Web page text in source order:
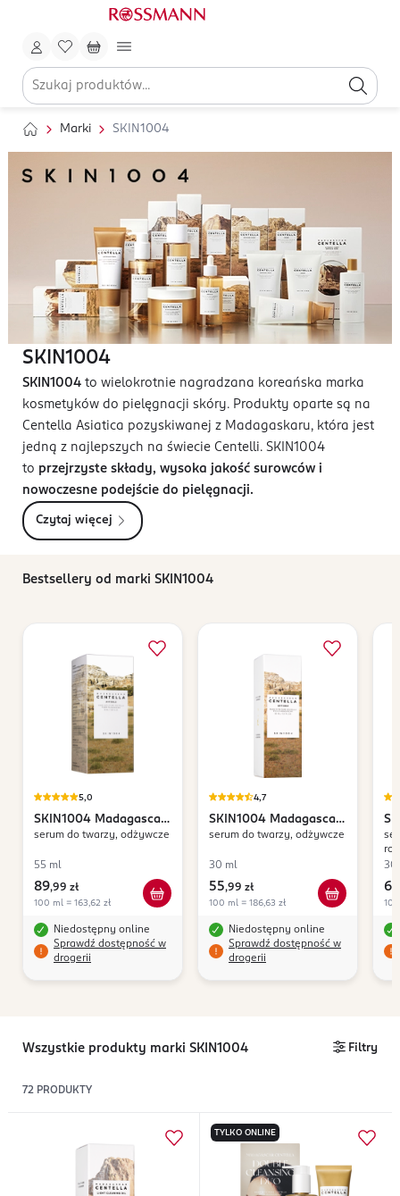
Marki SKIN1004
SKIN1004
SKIN1004 to wielokrotnie nagradzana koreańska marka
kosmetyków do pielęgnacji skóry. Produkty oparte są na
Centella Asiatica pozyskiwanej z Madagaskaru, która jest
jedną z najlepszych na świecie Centelli. SKIN1004
to przejrzyste składy, wysoka jakość surowców i
nowoczesne podejście do pielęgnacji.
Czytaj więcej
Bestsellery od marki SKIN1004
5,0
SKIN1004 Madagascar
Centella
serum do twarzy, odżywcze
55 ml
89,99 zł
100 ml = 163,62 zł
Niedostępny online
Sprawdź dostępność w
drogerii
4,7
SKIN1004 Madagascar
Centella
serum do twarzy, odżywcze
30 ml
55,99 zł
100 ml = 186,63 zł
Niedostępny online
Sprawdź dostępność w
drogerii
30
69
Wszystkie produkty marki SKIN1004 Filtry
72 PRODUKTY
TYLKO ONLINE